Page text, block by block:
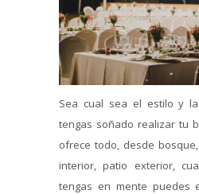
Sea cual sea el estilo y
tengas soñado realizar tu
ofrece todo, desde
interior, patio exterior,
tengas en mente puedes